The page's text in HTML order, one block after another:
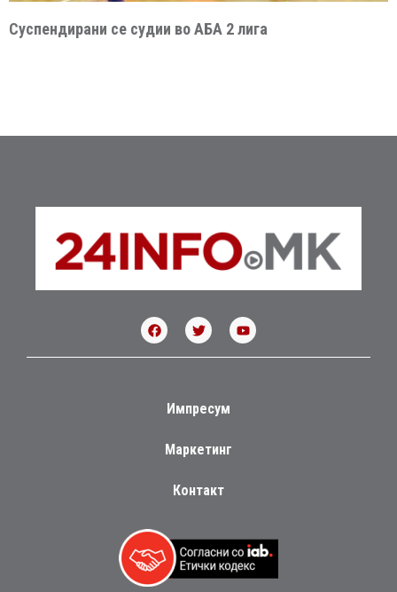
Суспендирани се судии во АБА 2 лига
Импресум
Маркетинг
Контакт